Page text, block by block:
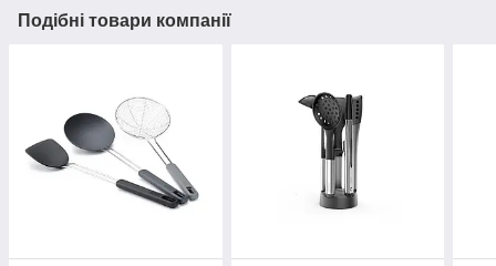
Подібні товари компанії